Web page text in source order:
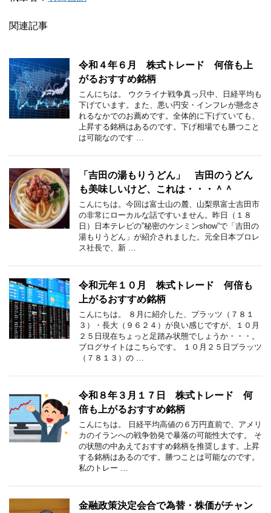
関連記事
令和４年６月 株式トレード 何倍も上
がるおすすめ銘柄
こんにちは。 ウクライナ戦争真っ只中、日経平均も
下げています。また、悪い円安・インフレが懸念さ
れるなかでのお薦めです。全体的に下げていても、
上昇する銘柄はあるのです。下げ相場でも勝つこと
は可能なのです …
「吉田の湯もりうどん」 吉田のうどん
も美味しいけど、これは・・・＾＾
こんにちは。今回は富士山の麓、山梨県富士吉田市
の非常にローカルな話ですいません。昨日（１８
日）日本テレビの”秘密のケンミンshow”で「吉田の
湯もりうどん」が紹介されました。元全日本プロレ
ス社長で、新 …
令和元年１０月 株式トレード 何倍も
上がるおすすめ銘柄
こんにちは。 ８月に紹介した、プラッツ（７８１
３）・長大（９６２４）が良い感じですが、１０月
２５日現在ちょっと足踏み状態でしょうか・・・。
ブログサイトはこちらです。 １０月２５日プラッツ
（７８１３）の …
令和８年３月１７日 株式トレード 何
倍も上がるおすすめ銘柄
こんにちは。 日経平均高値の６万円直前で、アメリ
カのイランへの戦争勃発で暴落の可能性大です。 そ
の状態の中あえておすすめ銘柄を推奨します。上昇
する銘柄はあるのです。勝つことは可能なのです。
私のトレー …
金融政策決定会合で為替・株価がチャン